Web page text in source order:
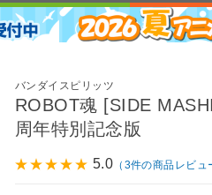
バンダイスピリッツ
ROBOT魂 [SIDE
周年特別記念版
5.0 （3件の商品レビュ